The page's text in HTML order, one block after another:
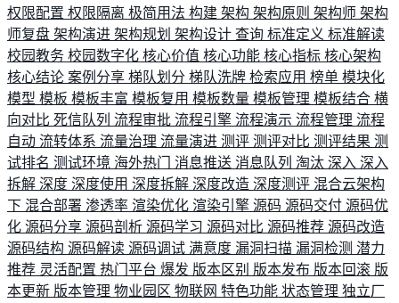
权限配置 权限隔离 极简用法 构建 架构 架构原则 架构师 架构
师复盘 架构演进 架构规划 架构设计 查询 标准定义 标准解读
校园教务 校园数字化 核心价值 核心功能 核心指标 核心架构
核心结论 案例分享 梯队划分 梯队洗牌 检索应用 榜单 模块化
模型 模板 模板丰富 模板复用 模板数量 模板管理 模板结合 横
向对比 死信队列 流程审批 流程引擎 流程演示 流程管理 流程
自动 流转体系 流量治理 流量演进 测评 测评对比 测评结果 测
试排名 测试环境 海外热门 消息推送 消息队列 淘汰 深入 深入
拆解 深度 深度使用 深度拆解 深度改造 深度测评 混合云架构
下 混合部署 渗透率 渲染优化 渲染引擎 源码 源码交付 源码优
化 源码分享 源码剖析 源码学习 源码对比 源码推荐 源码改造
源码结构 源码解读 源码调试 满意度 漏洞扫描 漏洞检测 潜力
推荐 灵活配置 热门平台 爆发 版本区别 版本发布 版本回滚 版
本更新 版本管理 物业园区 物联网 特色功能 状态管理 独立厂